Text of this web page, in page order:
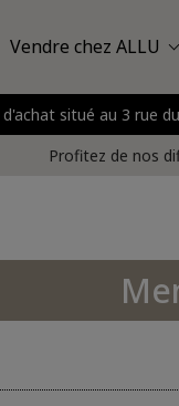
Vendre chez ALLU
situé au 3 rue
Profitez de nos